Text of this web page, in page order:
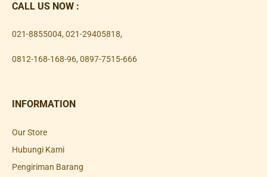
CALL US NOW :
021-8855004, 021-29405818,
0812-168-168-96, 0897-7515-666
INFORMATION
Our Store
Hubungi Kami
Pengiriman Barang